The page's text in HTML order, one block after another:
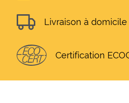
Livraison à domicile
Certification